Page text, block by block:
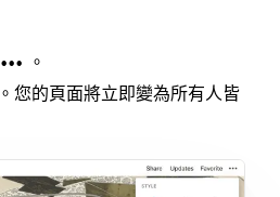
•••
。
。您的頁面將立即變為所有人皆